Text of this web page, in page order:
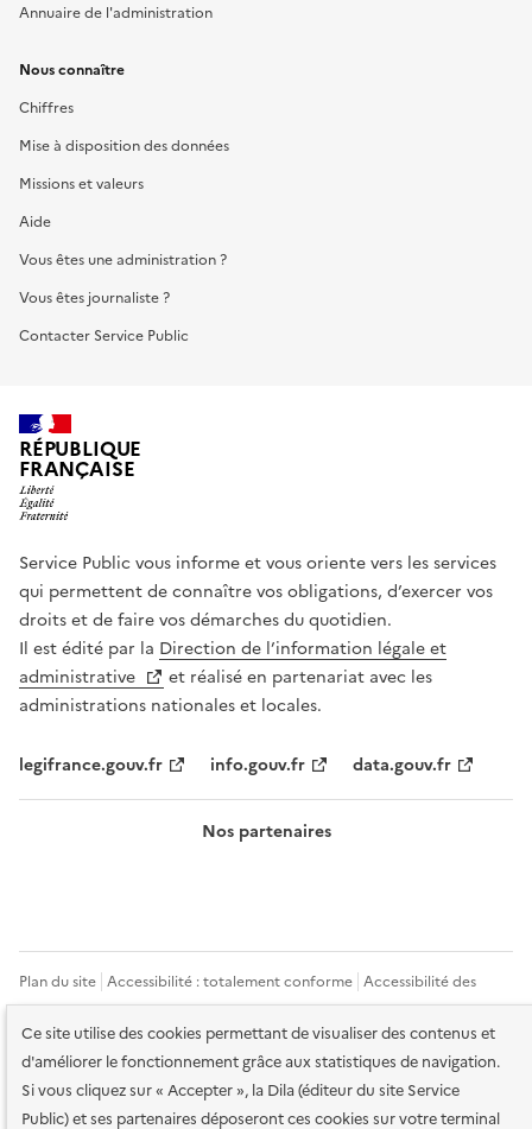
Ce site utilise des cookies permettant de visualiser des contenus et
d'améliorer le fonctionnement grâce aux statistiques de navigation.
Si vous cliquez sur « Accepter », la Dila (éditeur du site Service
Public) et ses partenaires déposeront ces cookies sur votre terminal
Annuaire de l'administration
Nous connaître
Chiffres
Mise à disposition des données
Missions et valeurs
Aide
Vous êtes une administration ?
Vous êtes journaliste ?
Contacter Service Public
RÉPUBLIQUE
FRANÇAISE
Service Public vous informe et vous oriente vers les services
qui permettent de connaître vos obligations, d’exercer vos
droits et de faire vos démarches du quotidien.
Il est édité par la Direction de l’information légale et
administrative
et réalisé en partenariat avec les
administrations nationales et locales.
legifrance.gouv.fr info.gouv.fr data.gouv.fr
Nos partenaires
Plan du site Accessibilité : totalement conforme Accessibilité des
services en ligne
Mentions légales
Données personnelles et sécurité
Conditions générales d'utilisation Gestion des cookies
Sauf mention contraire, tous les contenus de ce site sont souslicence